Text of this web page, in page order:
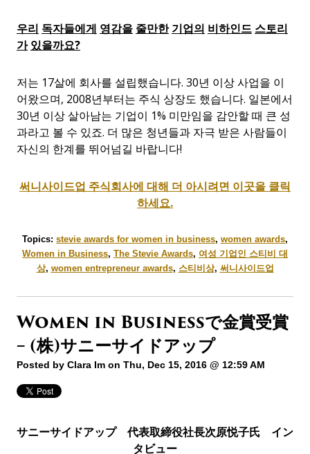
우리 독자들에게 영감을 줄만한 기업의 비하인드 스토리
가 있을까요?
저는 17살에 회사를 설립했습니다. 30년 이상 사업을 이
어왔으며, 2008년부터는 주식 상장도 했습니다. 일본에서
30년 이상 살아남는 기업이 1% 미만임을 감안할 때 큰 성
과라고 볼 수 있죠. 더 많은 청년들과 자극 받은 사람들이
자신의 한계를 뛰어넘길 바랍니다!
써니사이드업 주식회사에 대해 더 아시려면 이곳을 클릭
하세요.
Topics: stevie awards for women in business, women awards,
Women in Business, The Stevie Awards, 여성 기업인 스티비 대
상, women entrepreneur awards, 스티비상, 써니사이드업
Women in Businessで金賞受賞
– (株)サニーサイドアップ
Posted by Clara Im on Thu, Dec 15, 2016 @ 12:59 AM
サニーサイドアップ 代表取締役社長次原悦子氏 イン
タビュー